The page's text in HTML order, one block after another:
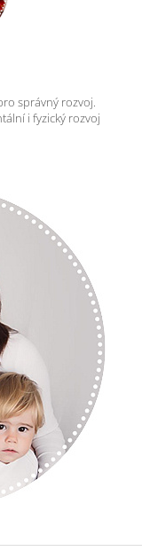
správný rozvoj.
i fyzický rozvoj